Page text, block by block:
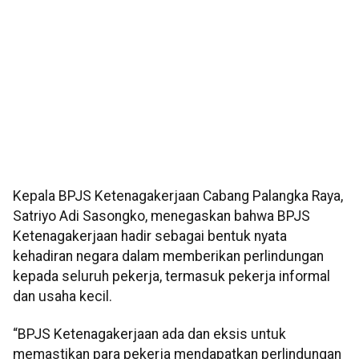
Kepala BPJS Ketenagakerjaan Cabang Palangka Raya,
Satriyo Adi Sasongko, menegaskan bahwa BPJS
Ketenagakerjaan hadir sebagai bentuk nyata
kehadiran negara dalam memberikan perlindungan
kepada seluruh pekerja, termasuk pekerja informal
dan usaha kecil.
“BPJS Ketenagakerjaan ada dan eksis untuk
memastikan para pekerja mendapatkan perlindungan